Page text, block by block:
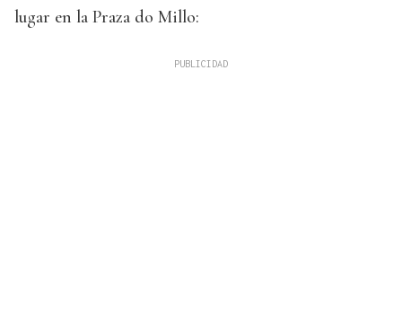
lugar en la Praza do Millo: